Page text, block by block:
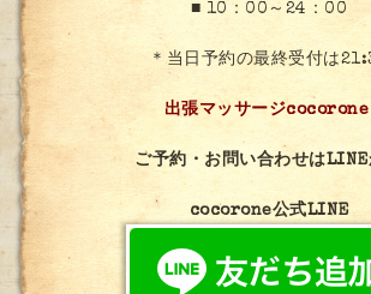
■ 10：00～24：00
＊当日予約の最終受付は
出張マッサージcocorone
ご予約・お問い合わせはLINE
cocorone公式LINE